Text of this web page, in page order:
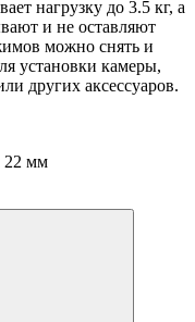
нагрузку до 3.5 кг, а
и не оставляют
можно снять и
установки камеры,
других аксессуаров.
22 мм